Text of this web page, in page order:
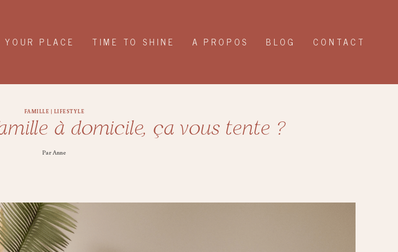
YOUR PLACE TIME TO SHINE A PROPOS BLOG CONTACT
FAMILLE | LIFESTYLE
à domicile, ça vous tente ?
Par Anne